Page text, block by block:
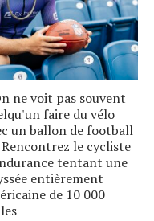
ne voit pas souvent
faire du vélo
un ballon de football
Rencontrez le cycliste
tentant une
entièrement
de 10 000